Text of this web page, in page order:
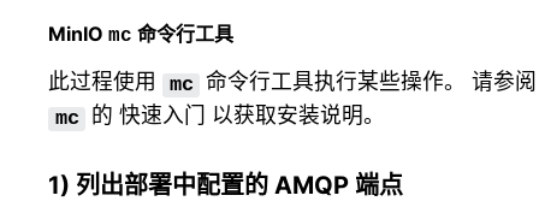
MinIO mc 命令行工具
此过程使用 mc 命令行工具执行某些操作。 请参阅
mc 的快速入门 以获取安装说明。
1) 列出部署中配置的 AMQP 端点